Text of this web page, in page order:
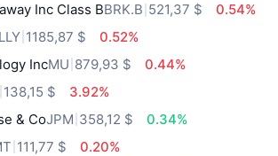
Inc Class BBRK.B 521,37 $
0.54%
LLY 1185,87 $
0.52%
IncMU 879,93 $
0.44%
138,15 $
3.92%
& CoJPM 358,12 $
0.34%
111,77 $ 0.20%